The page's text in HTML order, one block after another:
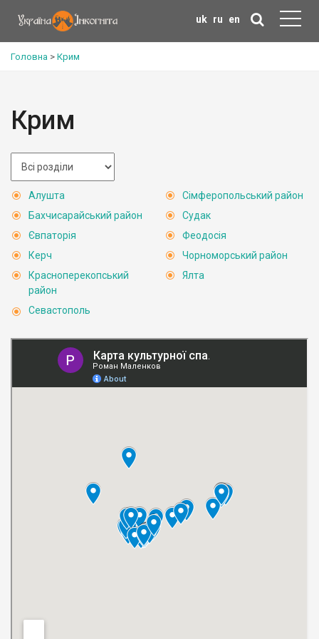
uk ru en
Головна > Крим
Крим
Алушта
Бахчисарайський район
Євпаторія
Керч
Красноперекопський
район
Севастополь
Сімферопольський район
Судак
Феодосія
Чорноморський район
Ялта